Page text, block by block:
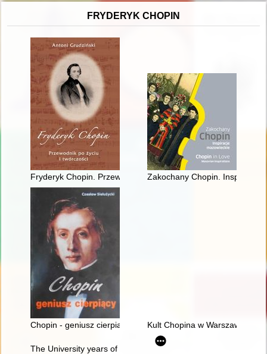
FRYDERYK CHOPIN
Fryderyk Chopin. Przewodnik po życiu i twórczości
Zakochany Chopin. Inspiracje
Chopin - geniusz cierpiący Kult Chopina w Warszawie
The University years of Fryderyk Chopin